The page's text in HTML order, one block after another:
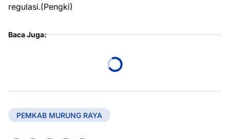
regulasi.(Pengki)
Baca Juga:
PEMKAB MURUNG RAYA